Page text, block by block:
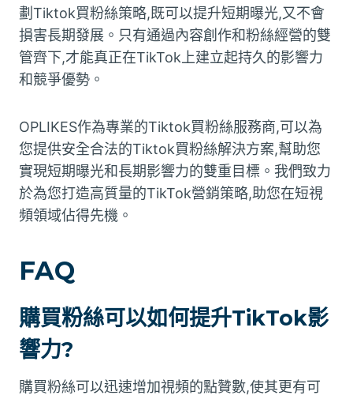
劃Tiktok買粉絲策略,既可以提升短期曝光,又不會
損害長期發展。只有通過內容創作和粉絲經營的雙
管齊下,才能真正在TikTok上建立起持久的影響力
和競爭優勢。
OPLIKES作為專業的Tiktok買粉絲服務商,可以為
您提供安全合法的Tiktok買粉絲解決方案,幫助您
實現短期曝光和長期影響力的雙重目標。我們致力
於為您打造高質量的TikTok營銷策略,助您在短視
頻領域佔得先機。
FAQ
購買粉絲可以如何提升TikTok影
響力?
購買粉絲可以迅速增加視頻的點贊數,使其更有可